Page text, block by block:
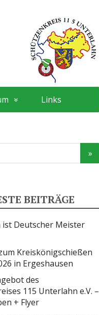
Links
BEITRÄGE
ist Deutscher Meister
Kreiskönigschießen
in Ergeshausen
des
115 Unterlahn e.V. –
+ Flyer